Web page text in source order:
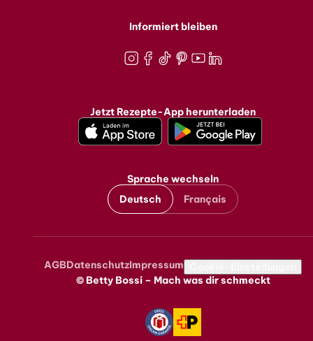
Informiert bleiben
Jetzt Rezepte-App herunterladen
Sprache wechseln
Deutsch
Français
Metanavigation
AGBDatenschutzImpressum
© Betty Bossi – Mach was dir schmeckt